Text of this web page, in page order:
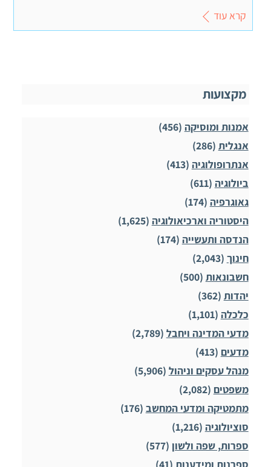
קרא עוד
מקצועות
אמנות ומוסיקה (456)
אנגלית (286)
אנתרופולוגיה (413)
ביולוגיה (611)
גאוגרפיה (174)
היסטוריה וארכיאולוגיה (1,625)
הנדסה ותעשייה (174)
חינוך (2,043)
חשבונאות (500)
יהדות (362)
כלכלה (1,101)
מדעי המדינה ויחבל (2,789)
מדעים (413)
מנהל עסקים וניהול (5,906)
משפטים (2,082)
מתמטיקה ומדעי המחשב (176)
סוציולוגיה (1,216)
ספרות, שפה ולשון (577)